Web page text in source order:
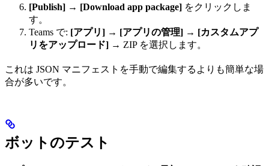
[Publish] → [Download app package] をクリックしま
す。
Teams で: [アプリ] → [アプリの管理] → [カスタムアプ
リをアップロード] → ZIP を選択します。
これは JSON マニフェストを手動で編集するよりも簡単な場
合が多いです。
ボットのテスト